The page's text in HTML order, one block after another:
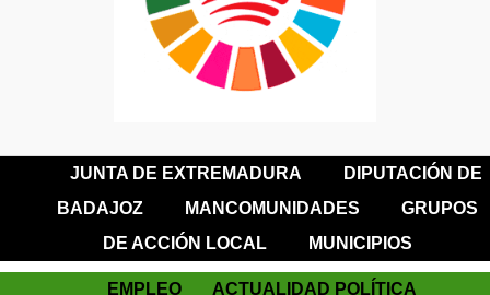
JUNTA DE EXTREMADURA
DIPUTACIÓN DE
BADAJOZ
MANCOMUNIDADES
GRUPOS
DE ACCIÓN LOCAL
MUNICIPIOS
EMPLEO
ACTUALIDAD POLÍTICA